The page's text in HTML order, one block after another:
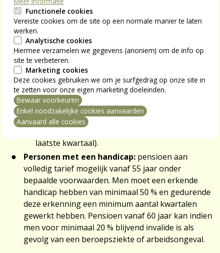
geboren bent in het laatste kwartaal).
Pensioen tussen de 60 en 62 jaar (afhankelijk
van het geboortejaar) bij tewerkstelling vóór de
leeftijd van 20 jaar mits 5 kwartalen te hebben
gewerkt voor het einde van het kalenderjaar van
je 20e verjaardag (of 4 als je geboren bent in het
laatste kwartaal).
Pensioen vanaf 63 jaar bij tewerkstelling vóór de
leeftijd van 21 jaar mits 5 kwartalen te hebben
gewerkt voor het einde van het kalenderjaar van
laatste kwartaal).
Personen met een handicap: pensioen aan
volledig tarief mogelijk vanaf 55 jaar onder
bepaalde voorwaarden. Men moet een erkende
handicap hebben van minimaal 50 % en gedurende
deze erkenning een minimum aantal kwartalen
gewerkt hebben. Pensioen vanaf 60 jaar kan indien
men voor minimaal 20 % blijvend invalide is als
gevolg van een beroepsziekte of arbeidsongeval.
Functionele cookies
Vereiste cookies om de site op een normale manier te laten
werken.
Analytische cookies
Hiermee verzamelen we gegevens (anoniem) om de info op
site te verbeteren.
Marketing cookies
Deze cookies gebruiken we om je surfgedrag op onze site in
te zetten voor onze eigen marketing doeleinden.
Bewaar voorkeuren
Enkel noodzakelijke cookies aanvaarden
Aanvaard alle cookies
intrekken